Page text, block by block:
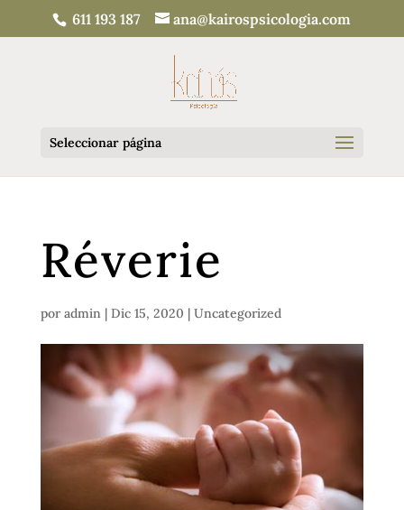
611 193 187 ana@kairospsicologia.com
Seleccionar página
Réverie
por admin| Dic 15, 2020 | Uncategorized